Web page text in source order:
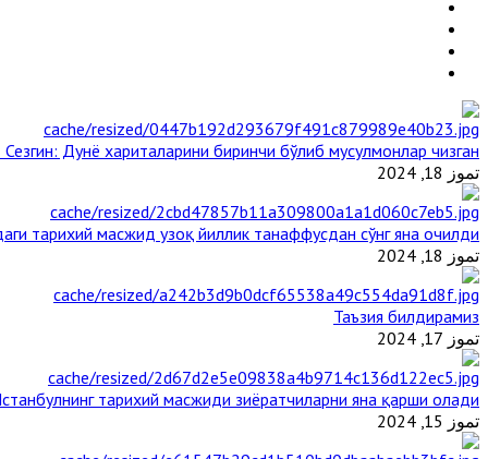
Дунё хариталарини биринчи бўлиб мусулмонлар чизган
تموز 18, 2024
тарихий масжид узоқ йиллик танаффусдан сўнг яна очилди
تموز 18, 2024
Таъзия билдирамиз
تموز 17, 2024
тарихий масжиди зиёратчиларни яна қарши олади
تموز 15, 2024